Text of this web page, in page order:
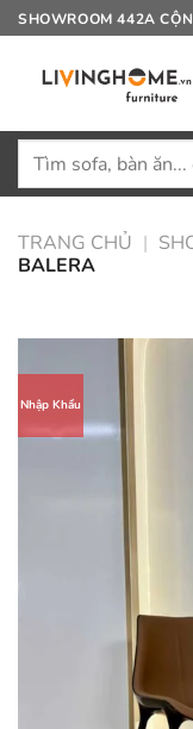
Bỏ
qua
SHOWROOM 442A
Tìm
TRANG CHỦ |
BALERA
Nhập Khẩu